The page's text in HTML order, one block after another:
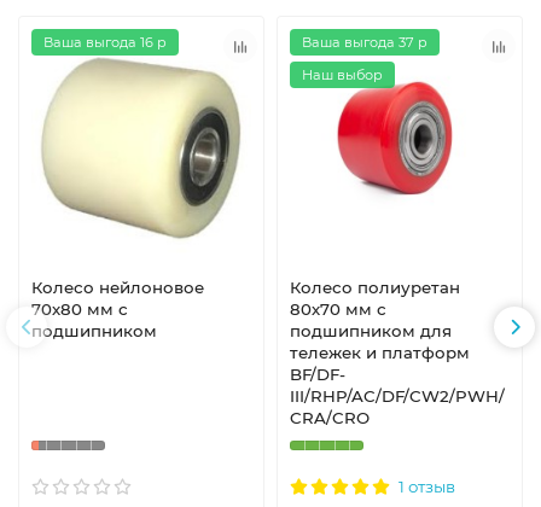
Ваша выгода 16 р
Колесо нейлоновое
70х80 мм с
подшипником
Ваша выгода 37 р
Наш выбор
Колесо полиуретан
80х70 мм с
подшипником для
тележек и платформ
BF/DF-
III/RHP/AC/DF/CW2/PWH/
CRA/CRO
1 отзыв